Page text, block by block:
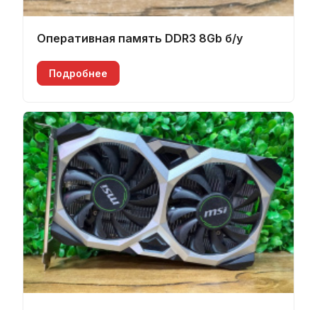
Оперативная память DDR3 8Gb б/у
Подробнее